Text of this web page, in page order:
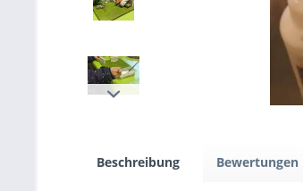
Beschreibung Bewertungen